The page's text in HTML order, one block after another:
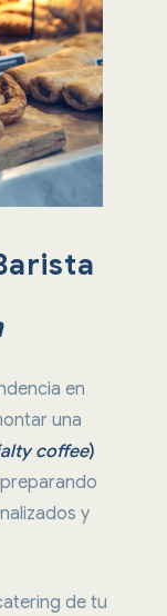
en
una
coffee)
y
de tu